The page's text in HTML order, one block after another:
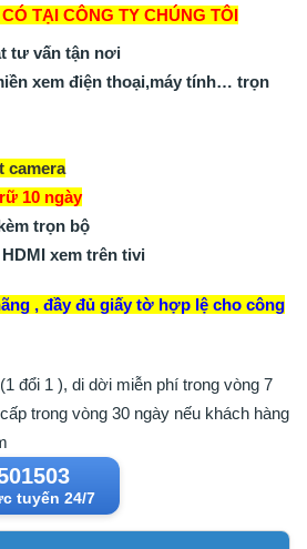
TẠI CÔNG TY CHÚNG TÔI
tư vấn tận nơi
xem điện thoại,máy tính… trọn
camera
10 ngày
trọn bộ
xem trên tivi
, đầy đủ giấy tờ hợp lệ cho công
đổi 1 ), di dời miễn phí trong vòng 7
trong vòng 30 ngày nếu khách hàng
tuyến 24/7